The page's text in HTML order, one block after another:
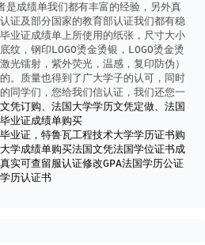
成绩单我们都有丰富的经验，另外真
证及部分国家的教育部认证我们都有稳
业证成绩单上所使用的纸张，尺寸大小
纹，钢印LOGO烫金烫银，LOGO烫金烫
光镭射，紫外荧光，温感，复印防伪）
。质量也得到了广大学子的认可，同时
同学们，您给我们信认证，我们还您一
凭订购、法国大学学历文凭定做、法国
业证成绩单购买
业证，特鲁瓦工程技术大学学历证书购
学成绩单购买法国文凭法国学位证书成
实可查留服认证修改GPA法国学历公证
历认证书